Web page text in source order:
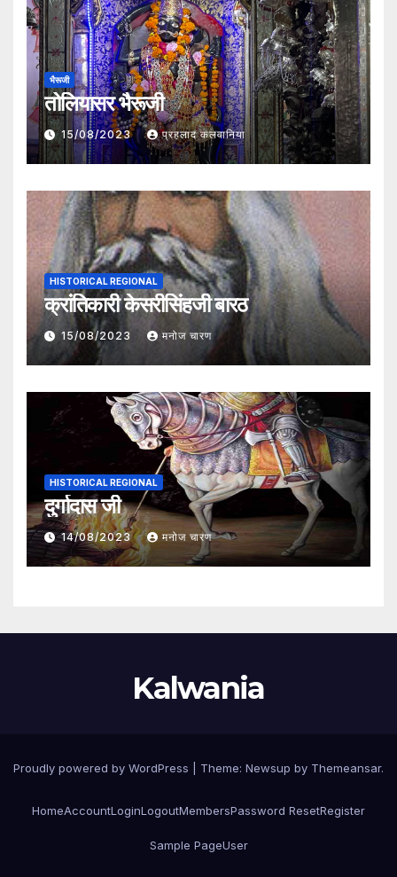
भैरूजी
तोलियासर भैरूजी
15/08/2023 प्रहलाद कलवानिया
HISTORICAL REGIONAL
क्रांतिकारी केसरीसिंहजी बारठ
15/08/2023 मनोज चारण
HISTORICAL REGIONAL
दुर्गादास जी
14/08/2023 मनोज चारण
Kalwania
Proudly powered by WordPress Theme: Newsup by Themeansar.
HomeAccountLoginLogoutMembersPassword ResetRegister
Sample PageUser